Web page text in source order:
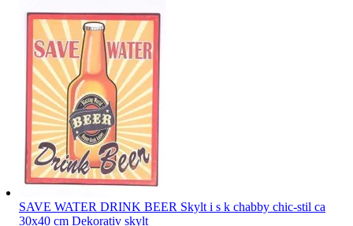
SAVE WATER DRINK BEER Skylt i s k chabby chic-stil ca
30x40 cm Dekorativ skylt